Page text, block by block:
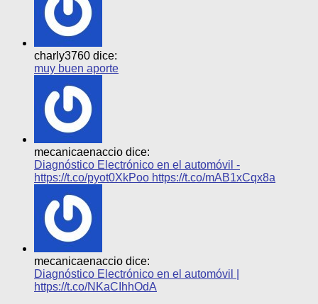
charly3760 dice:
muy buen aporte
mecanicaenaccio dice:
Diagnóstico Electrónico en el automóvil -
https://t.co/pyot0XkPoo https://t.co/mAB1xCqx8a
mecanicaenaccio dice:
Diagnóstico Electrónico en el automóvil |
https://t.co/NKaCIhhOdA